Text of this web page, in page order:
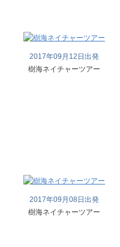
2017年09月12日出発
樹海ネイチャーツアー
2017年09月08日出発
樹海ネイチャーツアー